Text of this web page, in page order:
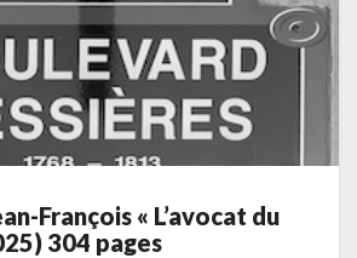
François « L’avocat du
304 pages